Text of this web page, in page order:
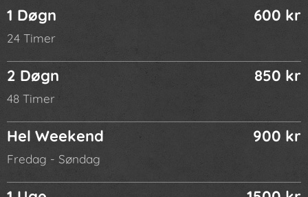
1 Døgn
24 Timer
600 kr
2 Døgn
48 Timer
850 kr
Hel Weekend
Fredag - Søndag
900 kr